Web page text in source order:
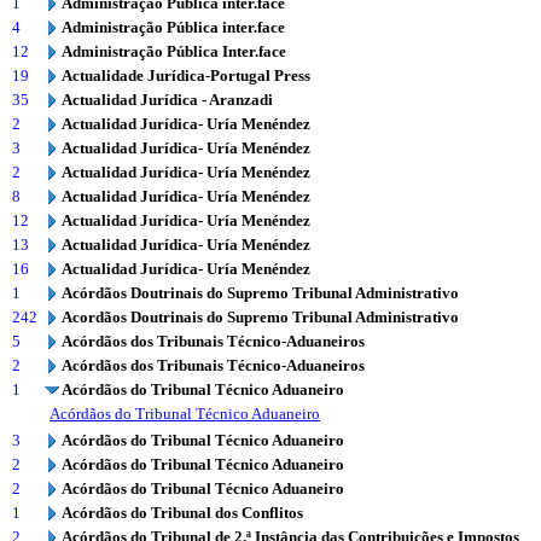
4
Administração Pública inter.face
12
Administração Pública Inter.face
19
Actualidade Jurídica-Portugal Press
35
Actualidad Jurídica - Aranzadi
2
Actualidad Jurídica- Uría Menéndez
3
Actualidad Jurídica- Uría Menéndez
2
Actualidad Jurídica- Uría Menéndez
8
Actualidad Jurídica- Uría Menéndez
12
Actualidad Jurídica- Uría Menéndez
13
Actualidad Jurídica- Uría Menéndez
16
Actualidad Jurídica- Uría Menéndez
1
Acórdãos Doutrinais do Supremo Tribunal Administrativo
242
Acordãos Doutrinais do Supremo Tribunal Administrativo
5
Acórdãos dos Tribunais Técnico-Aduaneiros
2
Acórdãos dos Tribunais Técnico-Aduaneiros
1
Acórdãos do Tribunal Técnico Aduaneiro
Acórdãos do Tribunal Técnico Aduaneiro
3
Acórdãos do Tribunal Técnico Aduaneiro
2
Acórdãos do Tribunal Técnico Aduaneiro
2
Acórdãos do Tribunal Técnico Aduaneiro
1
Acórdãos do Tribunal dos Conflitos
2
Acórdãos do Tribunal de 2.ª Instância das Contribuições e Impostos